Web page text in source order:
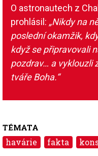
O astronautech z
prohlásil: „Nikdy na
poslední okamžik,
když se připravovali
pozdrav… a vyklouzli
tváře Boha.“
TÉMATA
havárie fakta